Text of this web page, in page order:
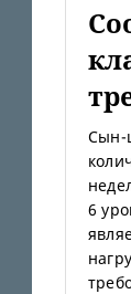
Сын-
6